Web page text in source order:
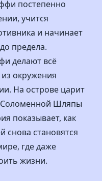
постепенно
учится
и начинает
предела.
делают всё
окружения
На острове царит
Соломенной Шляпы
показывает, как
снова становятся
где даже
жизни.